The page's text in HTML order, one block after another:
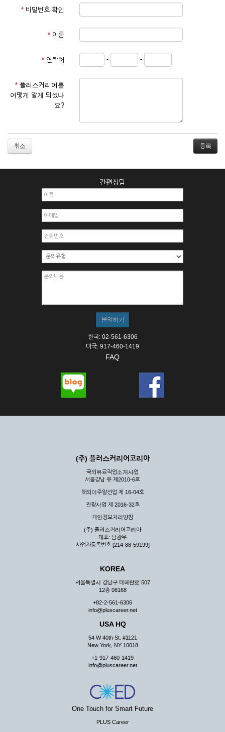
관계법령의 규정에 따릅니다.
① 서비스 이용계약은 서비스 이용 희망자가 본 약관에 동의한
를 심사, 승낙함으로써 성립하며, 회사는 신청자의 실명 확인 절
차를 밟을 수 있습니다.
② 회원가입시 입력한 ID는 변경할 수 없으며, 회원 1인당 한 개
의 ID가 발급됩니다. 부득이한 경우로 인해 변경하고자 하는 경
거절하거나 취소할 수 있으며, 실명으로 등록하지 않은 자의 일
2. 개인정보를 허위로 기재하여 신청할 경우
3. 경쟁 관게에 있는 이용자가 신청할 경우
4. 타인의 서비스 이용을 방해하거나, 정보를 도용한 경우
6. 이용자가 영업활동 또는 부정한 용도로 본 서비스를 이용할
7. 회사의 정보를 사전 승낙 없이 전재, 변조, 복사하여 이용하
8. 기타 회사가 정한 제반 사항을 위반하며 신청하는 경우
제5조 (서비스의 이용 및 중지)
② 시스템 점검, 교체 및 고장, 기술적인 이유, 국가비상사태, 정
스가 불가능할 경우 회사는 사전 공지나 예고 없이 서비스의 전
부 또는 일부를 일시적 또는 영구적으로 중지할 수 있습니다.
③ 기타 회사는 서비스를 제공할 수 없는 합당한 사유가 발생한
④ 회사는 제 2항 및 제 3항의 사유로 서비스의 제공이 일시적
여 배상하지 않습니다.
제3장 권리 및 의무
공할 수 있도록 최선의 노력을 다하여야 합니다.
게 누설, 배포하여서는 안됩니다. 다만, 관계법령에 의하여 국가
기관 등의 합법적인 요구가 있는 경우에는 해당 되지 않습니다.
③ 회사는 이용자로부터 제기되는 의견이나 불만이 정당하다고
인정할 경우에는 즉시 처리하여야 하며, 즉시 처리가 곤란한 경
우 그 처리를 위해 노력해야 합니다.
제7조 (회원의 의무)
① 회원은 ID와 비밀 번호에 관한 모든 관리의 책임이 있으며
② 회원은 이용신청서의 기재내용 중 변경된 내용이 있는 경우
서비스를 통하여 그 내용을 회사에 통지하여야 합니다.
③ 다른 회원의 ID와 비밀번호를 부당하게 사용하는 행위를
④ 회원은 회사의 서비스에서 타 사이트의 홍보행위를 하지 않
아야 하며 공공질서나 미풍약속에 위배되는 내용 혹은 저작권을
리 행위도 할 수 없습니다.
사가 통지하는 사항을 준수하여야 하며, 기타 회사의 업무에 방
해되는 행위를 하여서는 아니 됩니다.
제8조 (회원의 관리)
① 회원은 언제든 이 약관에 대한 동의를 철회할 수 있습니다.
* 비밀번호 확인
* 이름
* 연락처 - -
* 플러스커리어를
어떻게 알게 되셨나
요?
취소
간편상담
한국: 02-561-6306
미국: 917-460-1419
FAQ
(주) 플러스커리어코리아
국외유료직업소개사업
서울강남 유 제2010-6호
해외이주알선업 제 16-04호
관광사업 제 2016-32호
개인정보처리방침
(주) 플러스커리어코리아
대표: 남광우
사업자등록번호 [214-88-59199]
KOREA
서울특별시 강남구 테헤란로 507
12층 06168
+82-2-561-6306
info@pluscareer.net
USA HQ
54 W 40th St. #1121
New York, NY 10018
+1-917-460-1419
info@pluscareer.net
One Touch for Smart Future
PLUS Career